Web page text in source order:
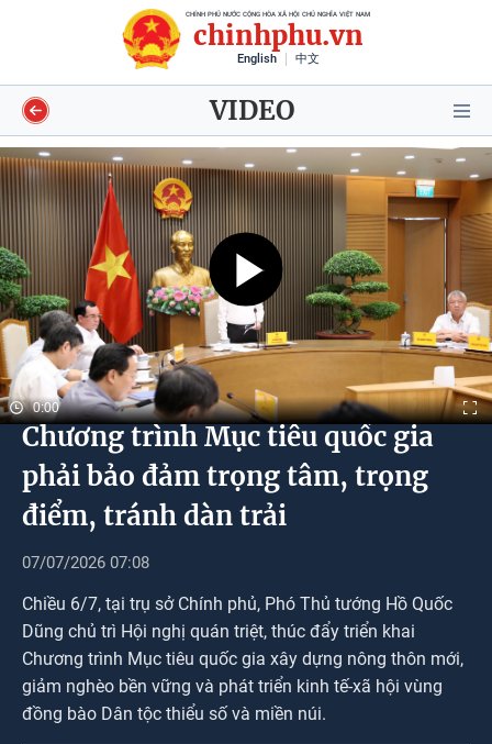
CHÍNH PHỦ NƯỚC CỘNG HÒA XÃ HỘI CHỦ NGHĨA VIỆT NAM
chinhphu.vn
English 中文
VIDEO
Video
Voices
Shorts video
Longform
Infographics
0:00
Chương trình Mục tiêu quốc gia
phải bảo đảm trọng tâm, trọng
điểm, tránh dàn trải
07/07/2026 07:08
Chiều 6/7, tại trụ sở Chính phủ, Phó Thủ tướng Hồ Quốc
Dũng chủ trì Hội nghị quán triệt, thúc đẩy triển khai
Chương trình Mục tiêu quốc gia xây dựng nông thôn mới,
giảm nghèo bền vững và phát triển kinh tế-xã hội vùng
đồng bào Dân tộc thiểu số và miền núi.